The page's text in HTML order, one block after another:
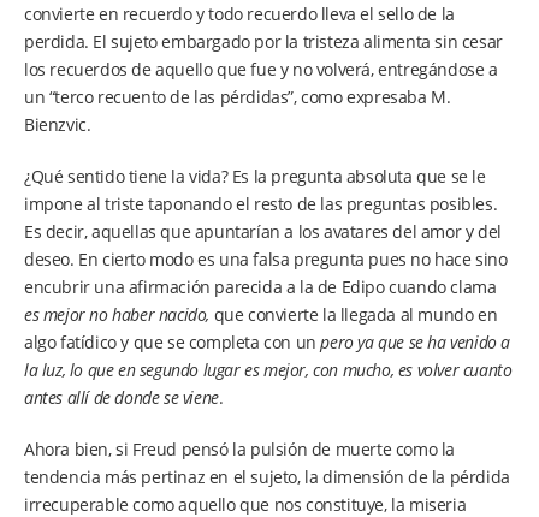
convierte en recuerdo y todo recuerdo lleva el sello de la
perdida. El sujeto embargado por la tristeza alimenta sin cesar
los recuerdos de aquello que fue y no volverá, entregándose a
un “terco recuento de las pérdidas”, como expresaba M.
Bienzvic.
¿Qué sentido tiene la vida? Es la pregunta absoluta que se le
impone al triste taponando el resto de las preguntas posibles.
Es decir, aquellas que apuntarían a los avatares del amor y del
deseo. En cierto modo es una falsa pregunta pues no hace sino
encubrir una afirmación parecida a la de Edipo cuando clama
es mejor no haber nacido, que convierte la llegada al mundo en
algo fatídico y que se completa con unpero ya que se ha venido a
la luz, lo que en segundo lugar es mejor, con mucho, es volver cuanto
antes allí de donde se viene.
Ahora bien, si Freud pensó la pulsión de muerte como la
tendencia más pertinaz en el sujeto, la dimensión de la pérdida
irrecuperable como aquello que nos constituye, la miseria